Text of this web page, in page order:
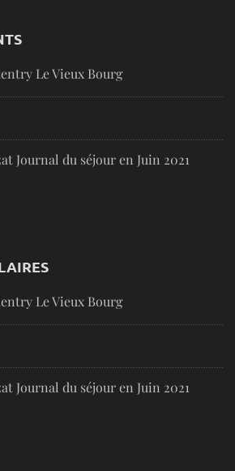
Le Vieux Bourg
Journal du séjour en Juin 2021
Le Vieux Bourg
Journal du séjour en Juin 2021